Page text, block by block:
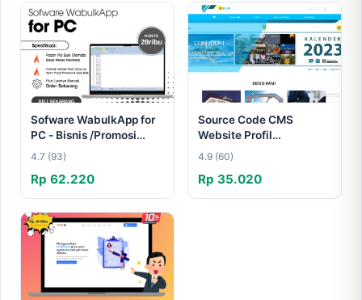
Sofware WabulkApp for
PC - Bisnis /Promosi
Share
4.7 (93)
Rp 62.220
Source Code CMS
Website Profil
Perusahaan: Solusi
Digital Anda! - Dev
4.9 (60)
Rp 35.020